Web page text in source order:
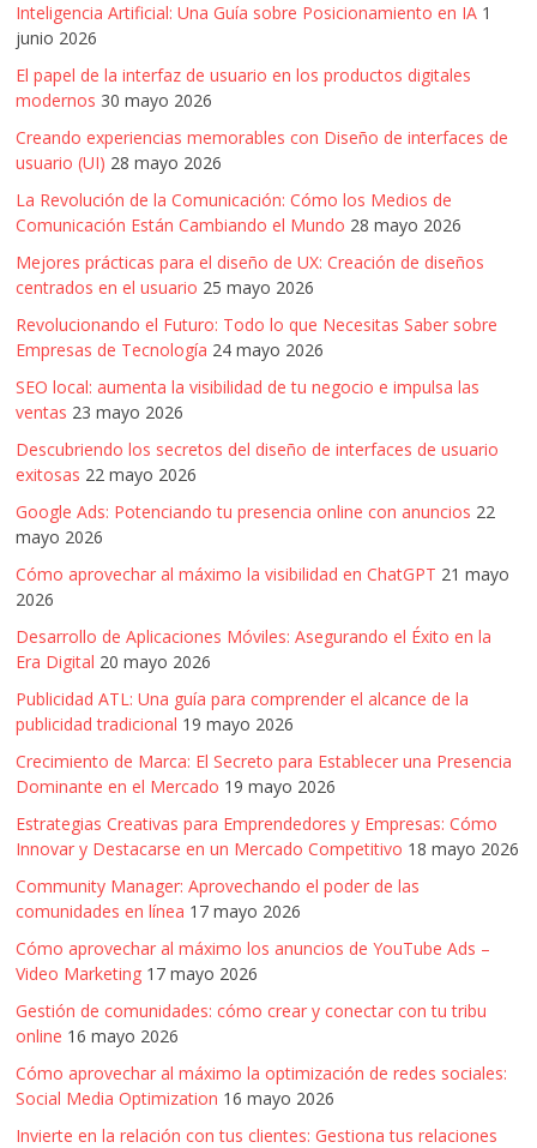
Colombia.
Inteligencia Artificial: Una Guía sobre Posicionamiento en IA 1
junio 2026
El papel de la interfaz de usuario en los productos digitales
modernos 30 mayo 2026
Creando experiencias memorables con Diseño de interfaces de
usuario (UI) 28 mayo 2026
La Revolución de la Comunicación: Cómo los Medios de
Comunicación Están Cambiando el Mundo 28 mayo 2026
Mejores prácticas para el diseño de UX: Creación de diseños
centrados en el usuario 25 mayo 2026
Revolucionando el Futuro: Todo lo que Necesitas Saber sobre
Empresas de Tecnología 24 mayo 2026
SEO local: aumenta la visibilidad de tu negocio e impulsa las
ventas 23 mayo 2026
Descubriendo los secretos del diseño de interfaces de usuario
exitosas 22 mayo 2026
Google Ads: Potenciando tu presencia online con anuncios 22
mayo 2026
Cómo aprovechar al máximo la visibilidad en ChatGPT 21 mayo
2026
Desarrollo de Aplicaciones Móviles: Asegurando el Éxito en la
Era Digital 20 mayo 2026
Publicidad ATL: Una guía para comprender el alcance de la
publicidad tradicional 19 mayo 2026
Crecimiento de Marca: El Secreto para Establecer una Presencia
Dominante en el Mercado 19 mayo 2026
Estrategias Creativas para Emprendedores y Empresas: Cómo
Innovar y Destacarse en un Mercado Competitivo 18 mayo 2026
Community Manager: Aprovechando el poder de las
comunidades en línea 17 mayo 2026
Cómo aprovechar al máximo los anuncios de YouTube Ads –
Video Marketing 17 mayo 2026
Gestión de comunidades: cómo crear y conectar con tu tribu
online 16 mayo 2026
Cómo aprovechar al máximo la optimización de redes sociales:
Social Media Optimization 16 mayo 2026
Invierte en la relación con tus clientes: Gestiona tus relaciones